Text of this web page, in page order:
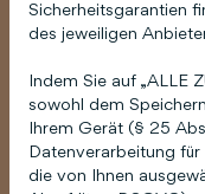
Sicherheitsgarantien
des jeweiligen
Indem Sie auf „ALLE
sowohl dem
Ihrem Gerät (§ 25
Datenverarbeitung
die von Ihnen